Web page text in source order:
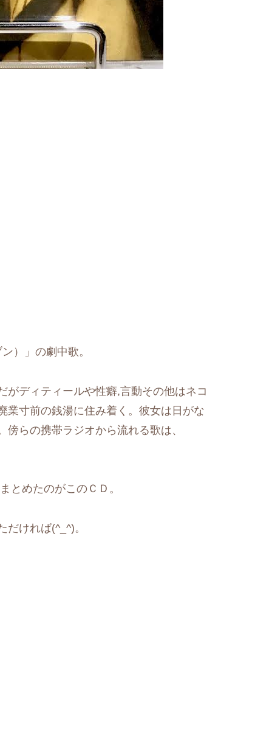
）」の劇中歌。
がディティールや性癖,言動その他はネコ
業寸前の銭湯に住み着く。彼女は日がな
らの携帯ラジオから流れる歌は、
とめたのがこのＣＤ。
ければ(^_^)。